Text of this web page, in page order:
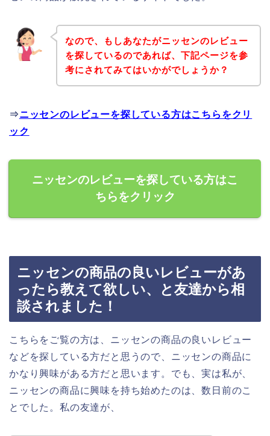
なので、もしあなたがニッセンのレビュー
を探しているのであれば、下記ページを参
考にされてみてはいかがでしょうか？
⇒ニッセンのレビューを探している方はこちらをクリ
ック
ニッセンのレビューを探している方はこ
ちらをクリック
ニッセンの商品の良いレビューがあ
ったら教えて欲しい、と友達から相
談されました！
こちらをご覧の方は、ニッセンの商品の良いレビュー
などを探している方だと思うので、ニッセンの商品に
かなり興味がある方だと思います。でも、実は私が、
ニッセンの商品に興味を持ち始めたのは、数日前のこ
とでした。私の友達が、